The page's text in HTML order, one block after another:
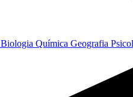
Biologia Química Geografia